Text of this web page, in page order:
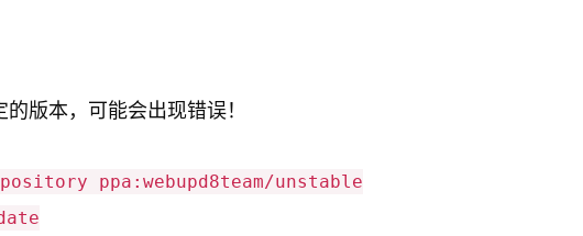
版本，可能会出现错误！
ppa:webupd8team/unstable